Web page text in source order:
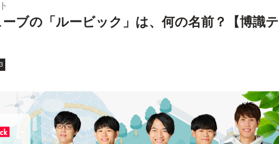
ブの「ルービック」は、何の名前？【博識テ